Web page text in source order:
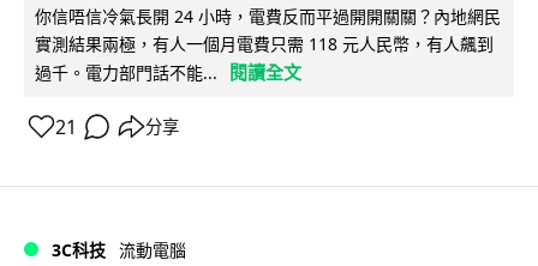
你信唔信冷氣長開 24 小時，電費反而平過開開關關？內地網民
實測結果兩極，有人一個月電費只需 118 元人民幣，有人飆到
過千。電力部門話不能...
閱讀全文
21 分享
3C科技 流動電腦